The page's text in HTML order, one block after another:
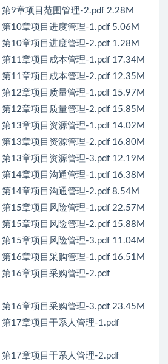
9章项目范围管理-2.pdf 2.28M
10章项目进度管理-1.pdf 5.06M
10章项目进度管理-2.pdf 1.28M
11章项目成本管理-1.pdf 17.34M
11章项目成本管理-2.pdf 12.35M
12章项目质量管理-1.pdf 15.97M
12章项目质量管理-2.pdf 15.85M
13章项目资源管理-1.pdf 14.02M
13章项目资源管理-2.pdf 16.80M
13章项目资源管理-3.pdf 12.19M
14章项目沟通管理-1.pdf 16.38M
14章项目沟通管理-2.pdf 8.54M
15章项目风险管理-1.pdf 22.57M
15章项目风险管理-2.pdf 15.88M
15章项目风险管理-3.pdf 11.04M
16章项目采购管理-1.pdf 16.51M
16章项目采购管理-2.pdf
16章项目采购管理-3.pdf 23.45M
17章项目干系人管理-1.pdf
17章项目干系人管理-2.pdf